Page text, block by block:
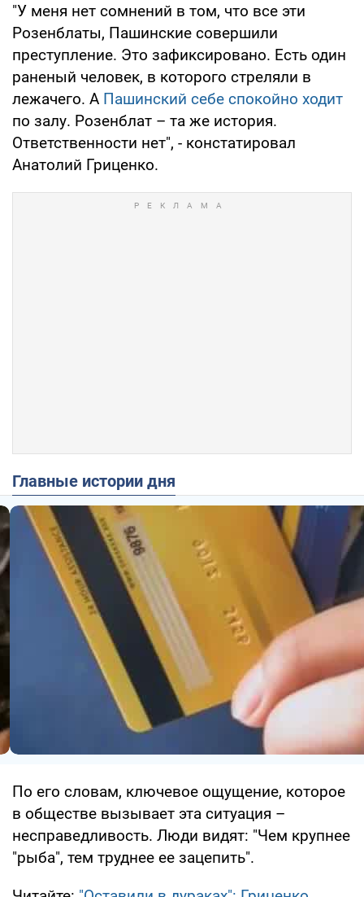
"У меня нет сомнений в том, что все эти
Розенблаты, Пашинские совершили
преступление. Это зафиксировано. Есть один
раненый человек, в которого стреляли в
лежачего. А Пашинский себе спокойно ходит
по залу. Розенблат – та же история.
Ответственности нет", - констатировал
Анатолий Гриценко.
Главные истории дня
По его словам, ключевое ощущение, которое
в обществе вызывает эта ситуация –
несправедливость. Люди видят: "Чем крупнее
"рыба", тем труднее ее зацепить".